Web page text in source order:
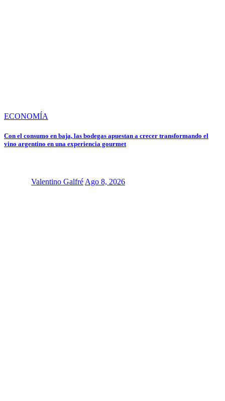
ECONOMÍA
Con el consumo en baja, las bodegas apuestan a crecer transformando el
vino argentino en una experiencia gourmet
Valentino GalfréAgo 8, 2026